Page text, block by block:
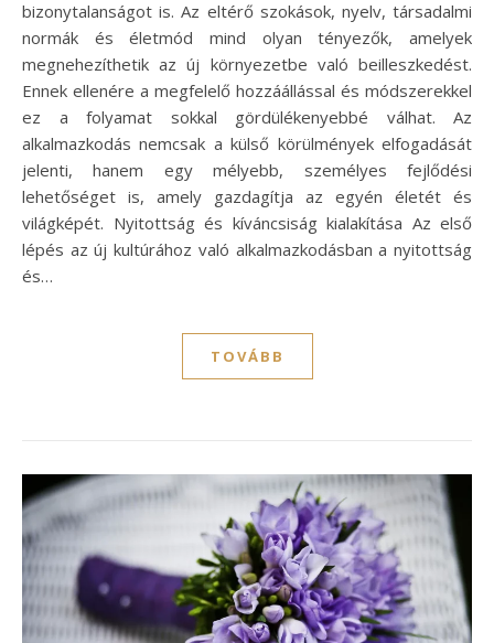
bizonytalanságot is. Az eltérő szokások, nyelv, társadalmi
normák és életmód mind olyan tényezők, amelyek
megnehezíthetik az új környezetbe való beilleszkedést.
Ennek ellenére a megfelelő hozzáállással és módszerekkel
ez a folyamat sokkal gördülékenyebbé válhat. Az
alkalmazkodás nemcsak a külső körülmények elfogadását
jelenti, hanem egy mélyebb, személyes fejlődési
lehetőséget is, amely gazdagítja az egyén életét és
világképét. Nyitottság és kíváncsiság kialakítása Az első
lépés az új kultúrához való alkalmazkodásban a nyitottság
és…
TOVÁBB